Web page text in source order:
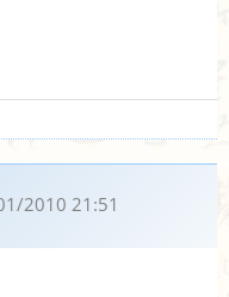
2010 21:51